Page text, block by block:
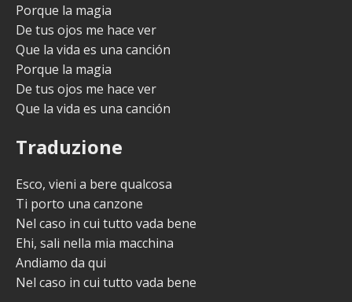
Porque la magia
De tus ojos me hace ver
Que la vida es una canción
Porque la magia
De tus ojos me hace ver
Que la vida es una canción
Traduzione
Esco, vieni a bere qualcosa
Ti porto una canzone
Nel caso in cui tutto vada bene
Ehi, sali nella mia macchina
Andiamo da qui
Nel caso in cui tutto vada bene